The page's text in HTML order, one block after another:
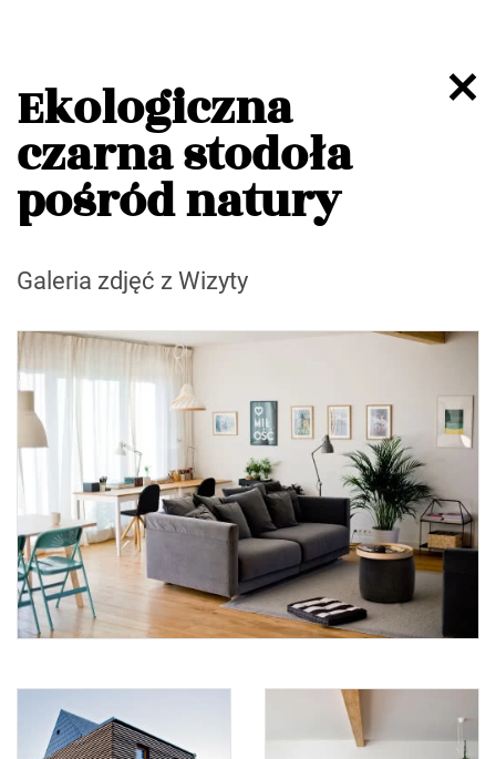
Ekologiczna
czarna stodoła
pośród natury
Galeria zdjęć z Wizyty